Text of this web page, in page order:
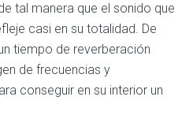
tal manera que el sonido que
casi en su totalidad. De
tiempo de reverberación
de frecuencias y
conseguir en su interior un